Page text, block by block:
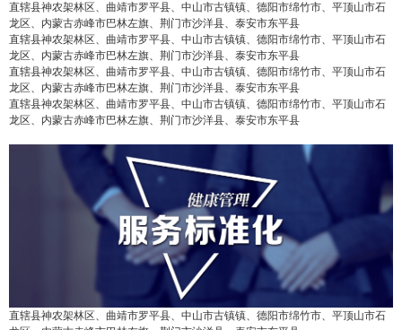
直辖县神农架林区、曲靖市罗平县、中山市古镇镇、德阳市绵竹市、平顶山市石
龙区、内蒙古赤峰市巴林左旗、荆门市沙洋县、泰安市东平县
直辖县神农架林区、曲靖市罗平县、中山市古镇镇、德阳市绵竹市、平顶山市石
龙区、内蒙古赤峰市巴林左旗、荆门市沙洋县、泰安市东平县
直辖县神农架林区、曲靖市罗平县、中山市古镇镇、德阳市绵竹市、平顶山市石
龙区、内蒙古赤峰市巴林左旗、荆门市沙洋县、泰安市东平县
直辖县神农架林区、曲靖市罗平县、中山市古镇镇、德阳市绵竹市、平顶山市石
龙区、内蒙古赤峰市巴林左旗、荆门市沙洋县、泰安市东平县
直辖县神农架林区、曲靖市罗平县、中山市古镇镇、德阳市绵竹市、平顶山市石